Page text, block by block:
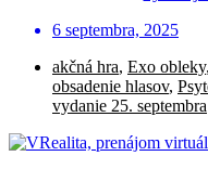
6 septembra, 2025
akčná hra, Exo obleky,
obsadenie hlasov,
vydanie 25. septembra